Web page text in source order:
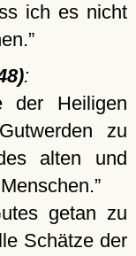
ich es nicht
:
der Heiligen
zu
alten und
getan zu
Schätze der